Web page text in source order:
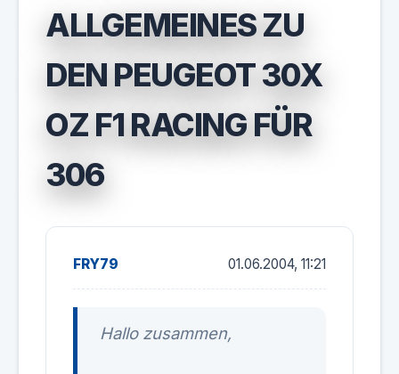
ALLGEMEINES ZU
DEN PEUGEOT 30X
OZ F1 RACING FÜR
306
FRY79 01.06.2004, 11:21
Hallo zusammen,